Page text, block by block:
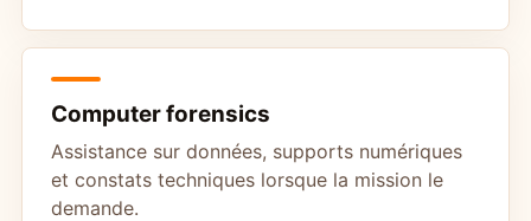
Computer forensics
Assistance sur données, supports numériques
et constats techniques lorsque la mission le
demande.